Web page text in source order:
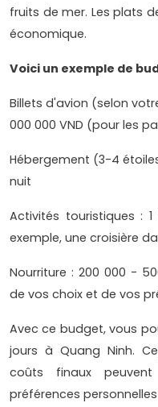
fruits de mer. Les plats
économique.
Voici un exemple de
Billets d'avion (selon
000 000 VND (pour les
Hébergement (3-4
nuit
Activités touristiques :
exemple, une croisière
Nourriture : 200 000 -
de vos choix et de vos
Avec ce budget, vous
jours à Quang Ninh.
coûts finaux
préférences